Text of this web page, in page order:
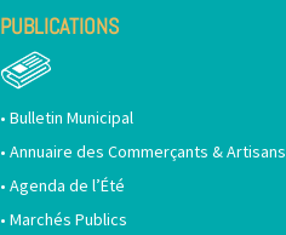
PUBLICATIONS
• Bulletin Municipal
• Annuaire des Commerçants & Artisans
• Agenda de l’Été
• Marchés Publics